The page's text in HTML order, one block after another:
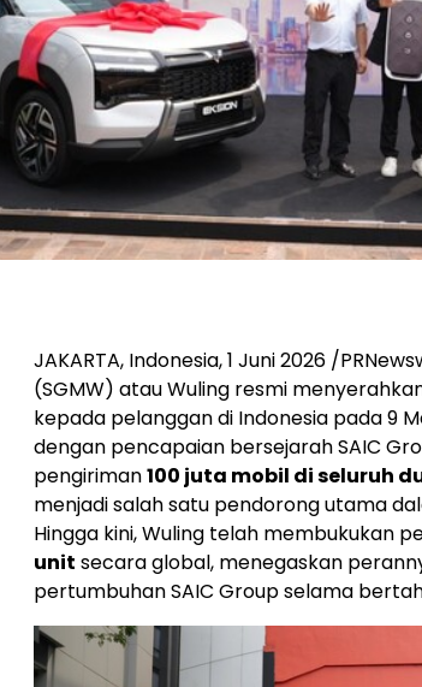
JAKARTA, Indonesia, 1 Juni 2026 /
(SGMW) atau Wuling resmi
kepada pelanggan di Indonesia pada 9
dengan pencapaian bersejarah SAIC
pengiriman100 juta mobil di seluruh
menjadi salah satu pendorong utama
Hingga kini, Wuling telah membukukan
unit secara global, menegaskan
pertumbuhan SAIC Group selama